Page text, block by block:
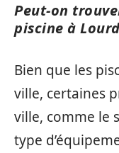
Peut-on
piscine à
Bien que les
ville, certaines
ville, comme le
type